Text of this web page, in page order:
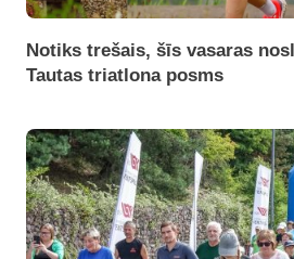
Notiks trešais, šīs vasaras
Tautas triatlona posms